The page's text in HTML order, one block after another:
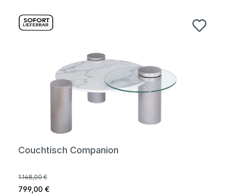
Couchtisch Companion
1.148,00 €
799,00 €